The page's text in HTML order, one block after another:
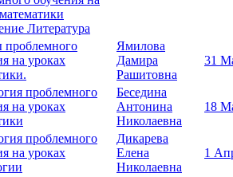
Литература
на уроках
Ямилова
Дамира
Рашитовна
31
проблемного
на уроках
Беседина
Антонина
Николаевна
18
проблемного
на уроках
Дикарева
Елена
Николаевна
1